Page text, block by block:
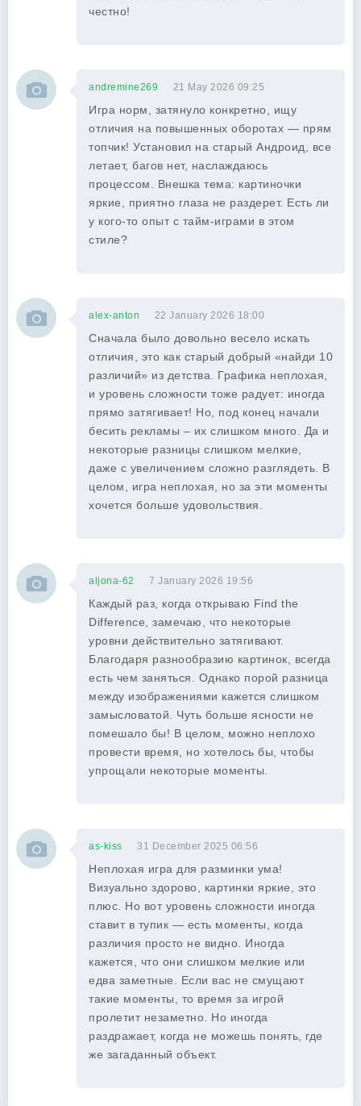
честно!
andremine269 21 May 2026 09:25
Игра норм, затянуло конкретно, ищу
отличия на повышенных оборотах — прям
топчик! Установил на старый Андроид, все
летает, багов нет, наслаждаюсь
процессом. Внешка тема: картиночки
яркие, приятно глаза не раздерет. Есть ли
у кого-то опыт с тайм-играми в этом
стиле?
alex-anton 22 January 2026 18:00
Сначала было довольно весело искать
отличия, это как старый добрый «найди 10
различий» из детства. Графика неплохая,
и уровень сложности тоже радует: иногда
прямо затягивает! Но, под конец начали
бесить рекламы – их слишком много. Да и
некоторые разницы слишком мелкие,
даже с увеличением сложно разглядеть. В
целом, игра неплохая, но за эти моменты
хочется больше удовольствия.
aljona-62 7 January 2026 19:56
Каждый раз, когда открываю Find the
Difference, замечаю, что некоторые
уровни действительно затягивают.
Благодаря разнообразию картинок, всегда
есть чем заняться. Однако порой разница
между изображениями кажется слишком
замысловатой. Чуть больше ясности не
помешало бы! В целом, можно неплохо
провести время, но хотелось бы, чтобы
упрощали некоторые моменты.
as-kiss 31 December 2025 06:56
Неплохая игра для разминки ума!
Визуально здорово, картинки яркие, это
плюс. Но вот уровень сложности иногда
ставит в тупик — есть моменты, когда
различия просто не видно. Иногда
кажется, что они слишком мелкие или
едва заметные. Если вас не смущают
такие моменты, то время за игрой
пролетит незаметно. Но иногда
раздражает, когда не можешь понять, где
же загаданный объект.